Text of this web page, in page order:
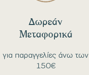
για παραγγελίες άνω των
150€
Δωρεάν
Μεταφορικά